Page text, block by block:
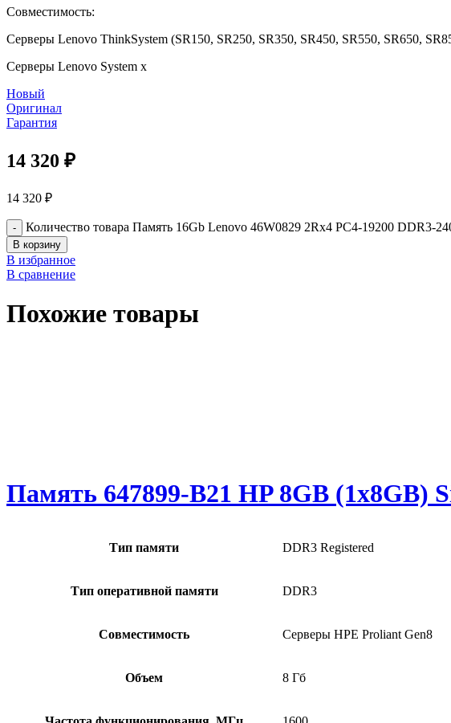
Совместимость:
Серверы Lenovo ThinkSystem (SR150, SR250, SR350, SR450, SR550, SR650,
Серверы Lenovo System x
Новый
Оригинал
Гарантия
14 320 ₽
14 320 ₽
Количество товара Память 16Gb Lenovo 46W0829 2Rx4 PC4-19200 DDR3-
В корзину
В избранное
В сравнение
Похожие товары
Память 647899-B21 HP 8GB (1x8GB)
Тип памяти DDR3 Registered
Тип оперативной памяти DDR3
Совместимость Серверы HPE Proliant Gen8
Объем 8 Гб